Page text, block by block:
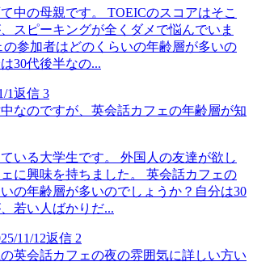
中の母親です。 TOEICのスコアはそこ
スピーキングが全くダメで悩んでいま
参加者はどのくらいの年齢層が多いの
30代後半なの...
1返信 3
なのですが、英会話カフェの年齢層が知
いる大学生です。 外国人の友達が欲し
に興味を持ちました。 英会話カフェの
の年齢層が多いのでしょうか？自分は30
若い人ばかりだ...
11/12返信 2
の英会話カフェの夜の雰囲気に詳しい方い